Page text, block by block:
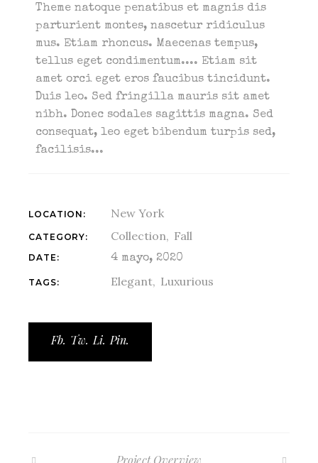
Theme natoque penatibus et magnis dis
parturient montes, nascetur ridiculus
mus. Etiam rhoncus. Maecenas tempus,
tellus eget condimentum.... Etiam sit
amet orci eget eros faucibus tincidunt.
Duis leo. Sed fringilla mauris sit amet
nibh. Donec sodales sagittis magna. Sed
consequat, leo eget bibendum turpis sed,
facilisis...
LOCATION: New York
CATEGORY: Collection Fall
DATE: 4 mayo, 2020
TAGS: Elegant Luxurious
Fb. Tw. Li. Pin.
Project Overview